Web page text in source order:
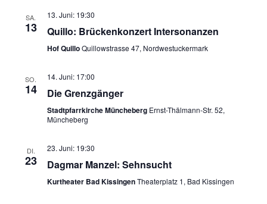
SA.
13
13. Juni: 19:30
Quillo: Brückenkonzert Intersonanzen
Hof QuilloQuillowstrasse 47, Nordwestuckermark
SO.
14
14. Juni: 17:00
Die Grenzgänger
Stadtpfarrkirche Müncheberg Ernst-Thälmann-Str. 52,
Müncheberg
DI.
23
23. Juni: 19:30
Dagmar Manzel: Sehnsucht
Kurtheater Bad KissingenTheaterplatz 1, Bad Kissingen